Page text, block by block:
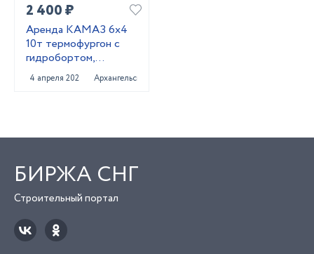
2 400 ₽
Аренда КАМАЗ 6х4
10т термофургон с
гидробортом,
Архангельск
4 апреля 2025 Архангельск
БИРЖА СНГ
Строительный портал